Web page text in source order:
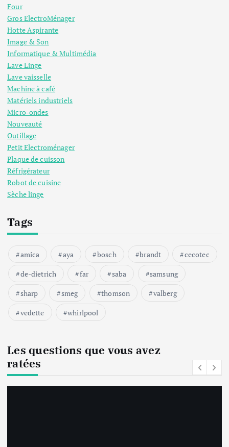
Four
Gros ElectroMénager
Hotte Aspirante
Image & Son
Informatique & Multimédia
Lave Linge
Lave vaisselle
Machine à café
Matériels industriels
Micro-ondes
Nouveauté
Outillage
Petit Electroménager
Plaque de cuisson
Réfrigérateur
Robot de cuisine
Sèche linge
Tags
amica aya bosch brandt
cecotec
de-dietrich
far saba
samsung
sharp
smeg thomson
valberg
vedette
whirlpool
Les questions que vous avez
ratées